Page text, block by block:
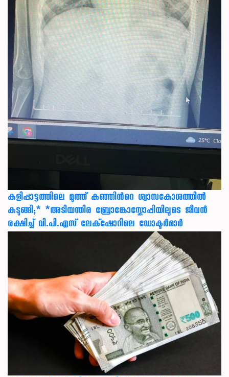
കളിപ്പാട്ടത്തിലെ മുത്ത് കുഞ്ഞിന്‍റെ ശ്വാസകോശത്തിൽ
കുടുങ്ങി;* *അടിയന്തിര ബ്രോങ്കോസ്കോപ്പിയിലൂടെ ജീവൻ
രക്ഷ‍ിച്ച് വി.പി.എസ് ലേക്‌ഷോറിലെ ഡോക്ടർമാർ